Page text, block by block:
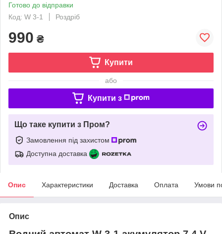
Готово до відправки
Код: W 3-1
Роздріб
990 ₴
Купити
або
Купити з
Що таке купити з Пром?
Замовлення під захистом
Доступна доставка
Опис Характеристики Доставка Оплата Умови
Опис